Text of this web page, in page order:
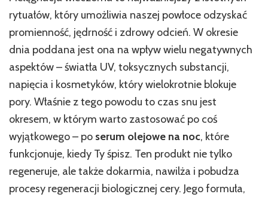
rytuałów, który umożliwia naszej powłoce odzyskać
promienność, jędrność i zdrowy odcień. W okresie
dnia poddana jest ona na wpływ wielu negatywnych
aspektów – światła UV, toksycznych substancji,
napięcia i kosmetyków, który wielokrotnie blokuje
pory. Właśnie z tego powodu to czas snu jest
okresem, w którym warto zastosować po coś
wyjątkowego – po serum olejowe na noc, które
funkcjonuje, kiedy Ty śpisz. Ten produkt nie tylko
regeneruje, ale także dokarmia, nawilża i pobudza
procesy regeneracji biologicznej cery. Jego formuła,